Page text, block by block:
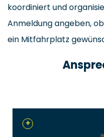
koordiniert und
Anmeldung angeben,
ein Mitfahrplatz
+